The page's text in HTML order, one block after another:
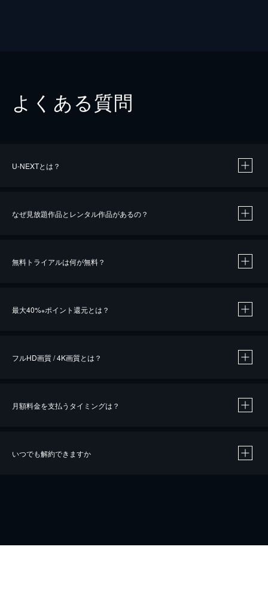
よくある質問
U-NEXTとは？
なぜ見放題作品とレンタル作品があるの？
無料トライアルは何が無料？
最大40%※ポイント還元とは？
※40％ポイント還元の対象は、クレジットカード決済による作品の購入 / レンタルです。
フルHD画質 / 4K画質とは？
月額料金を支払うタイミングは？
いつでも解約できますか